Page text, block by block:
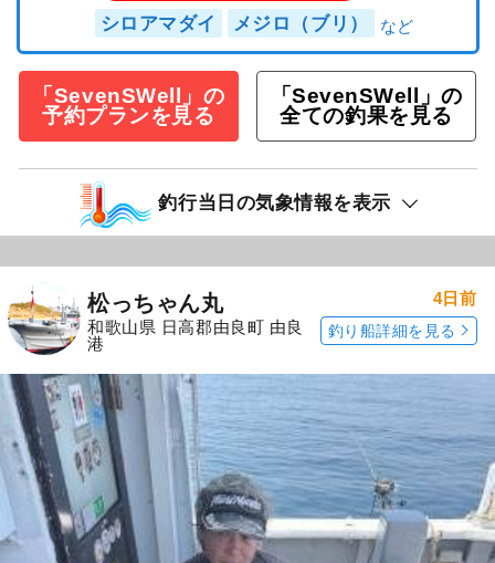
シロアマダイ メジロ（ブリ）
「SevenSWell」の
予約プランを見る
「SevenSWell」の
全ての釣果を見る
釣行当日の気象情報を表示
松っちゃん丸
和歌山県 日高郡由良町 由良
港
4日前
釣り船詳細を見る